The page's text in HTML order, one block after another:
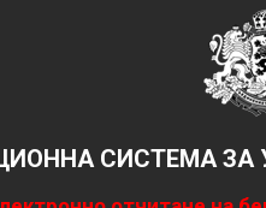
СИСТЕМА ЗА